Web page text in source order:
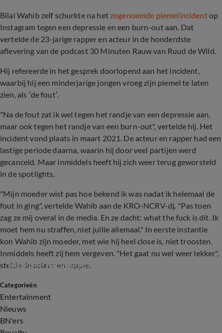
Bilal Wahib zelf schurkte na hetzogenoemde piemelincidentop
Instagram tegen een depressie en een burn-out aan. Dat
vertelde de 23-jarige rapper en acteur in de honderdste
aflevering van de podcast 30 Minuten Rauw van Ruud de Wild.
Hij refereerde in het gesprek doorlopend aan het incident,
waarbij hij een minderjarige jongen vroeg zijn piemel te laten
zien, als ‘de fout’.
"Na de fout zat ik wel tegen het randje van een depressie aan,
maar ook tegen het randje van een burn-out", vertelde hij. Het
incident vond plaats in maart 2021. De acteur en rapper had een
lastige periode daarna, waarin hij door veel partijen werd
gecanceld. Maar inmiddels heeft hij zich weer terug geworsteld
in de spotlights.
"Mijn moeder wist pas hoe bekend ik was nadat ik helemaal de
fout in ging", vertelde Wahib aan de KRO-NCRV-dj. "Pas toen
zag ze mij overal in de media. En ze dacht: what the fuck is dit. Ik
moet hem nu straffen, niet jullie allemaal." In eerste instantie
kon Wahib zijn moeder, met wie hij heel close is, niet troosten.
Inmiddels heeft zij hem vergeven. "Het gaat nu wel weer lekker",
stelde de acteur en rapper.
2:52
Moeder Bilal heeft hem vergeven
Categorieën
Entertainment
Nieuws
BN'ers